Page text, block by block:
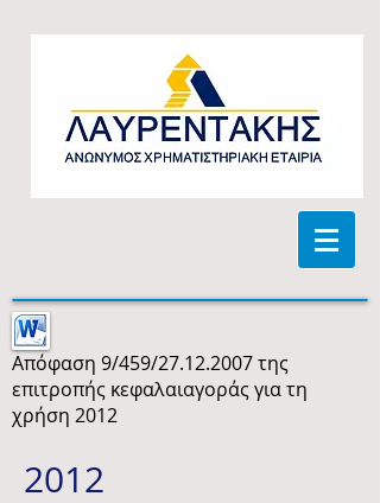
Απόφαση 9/459/27.12.2007 της
επιτροπής κεφαλαιαγοράς για τη
χρήση 2012
2012